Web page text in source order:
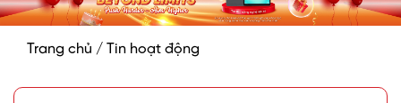
Trang chủ / Tin hoạt động